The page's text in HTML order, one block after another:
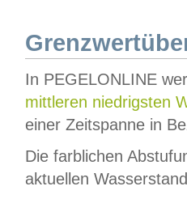
In PEGELONLINE
mittleren niedrigsten
einer Zeitspanne in
Die farblichen
aktuellen